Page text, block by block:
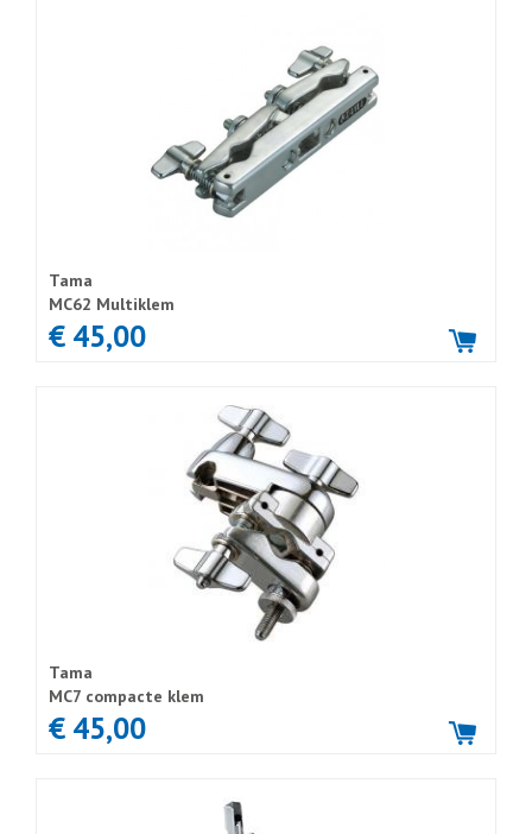
Tama
MC62 Multiklem
€ 45,00
Tama
MC7 compacte klem
€ 45,00